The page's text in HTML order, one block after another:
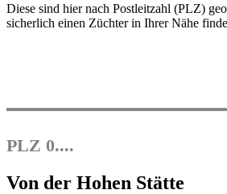
Diese sind hier nach Postleitzahl (PLZ)
sicherlich einen Züchter in Ihrer Nähe
PLZ 0....
Von der Hohen Stätte